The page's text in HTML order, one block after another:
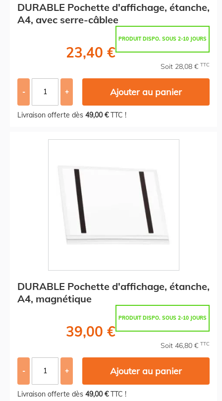
DURABLE Pochette d'affichage, étanche,
A4, avec serre-câblee
PRODUIT DISPO. SOUS 2-10 JOURS
23,40 €
Soit 28,08 € TTC
- + Ajouter au panier
Livraison offerte dès 49,00 €TTC !
DURABLE Pochette d'affichage, étanche,
A4, magnétique
PRODUIT DISPO. SOUS 2-10 JOURS
39,00 €
Soit 46,80 € TTC
- + Ajouter au panier
Livraison offerte dès 49,00 €TTC !